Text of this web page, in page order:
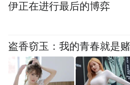
1.个人注册。考生在登录
进行注册，每个身份证
一次，注册时接收短信进
报名系统要求如实进行
高等学校全日制在校生
伊正在进行最后的博弈
盗香窃玉：我的青春就是